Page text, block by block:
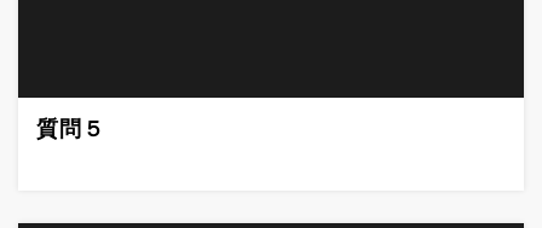
質問５